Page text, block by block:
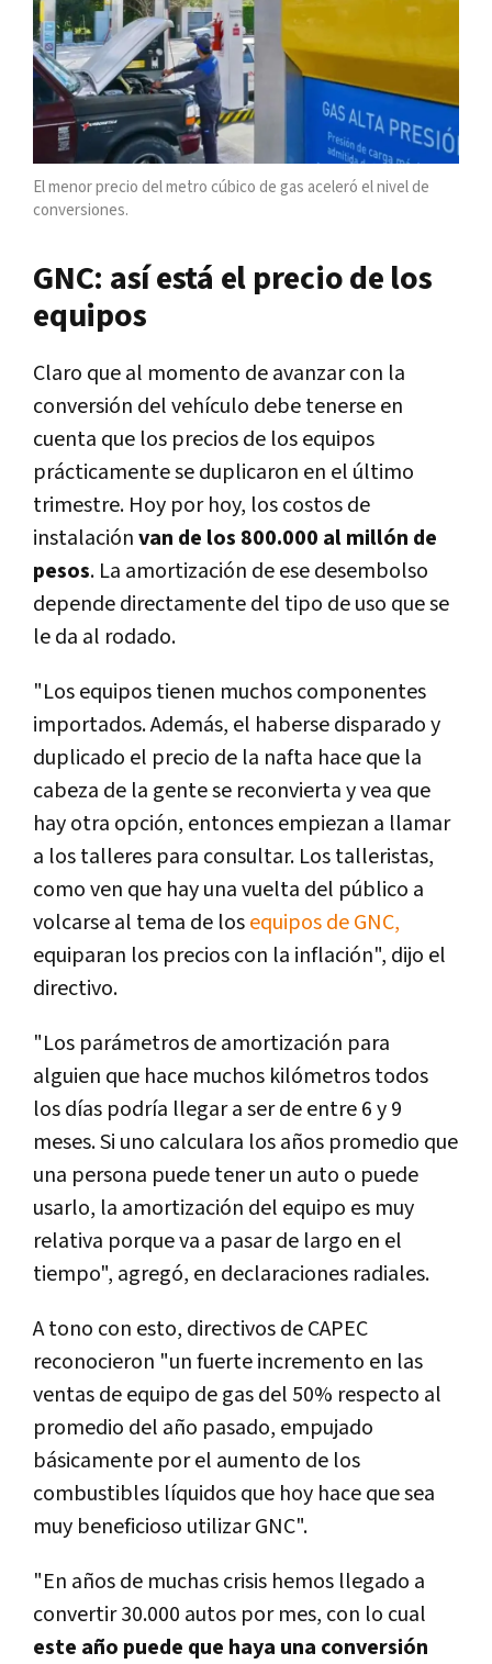
El menor precio del metro cúbico de gas aceleró el nivel de
conversiones.
GNC: así está el precio de los
equipos
Claro que al momento de avanzar con la
conversión del vehículo debe tenerse en
cuenta que los precios de los equipos
prácticamente se duplicaron en el último
trimestre. Hoy por hoy, los costos de
instalaciónvan de los 800.000 al millón de
pesos. La amortización de ese desembolso
depende directamente del tipo de uso que se
le da al rodado.
"Los equipos tienen muchos componentes
importados. Además, el haberse disparado y
duplicado el precio de la nafta hace que la
cabeza de la gente se reconvierta y vea que
hay otra opción, entonces empiezan a llamar
a los talleres para consultar. Los talleristas,
como ven que hay una vuelta del público a
volcarse al tema de losequipos de GNC,
equiparan los precios con la inflación", dijo el
directivo.
"Los parámetros de amortización para
alguien que hace muchos kilómetros todos
los días podría llegar a ser de entre 6 y 9
meses. Si uno calculara los años promedio que
una persona puede tener un auto o puede
usarlo, la amortización del equipo es muy
relativa porque va a pasar de largo en el
tiempo", agregó, en declaraciones radiales.
A tono con esto, directivos de CAPEC
reconocieron "un fuerte incremento en las
ventas de equipo de gas del 50% respecto al
promedio del año pasado, empujado
básicamente por el aumento de los
combustibles líquidos que hoy hace que sea
muy beneficioso utilizar GNC".
"En años de muchas crisis hemos llegado a
convertir 30.000 autos por mes, con lo cual
este año puede que haya una conversión